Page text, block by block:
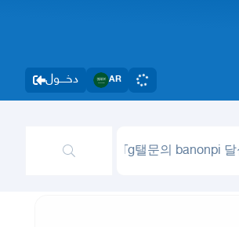
دخــــول AR